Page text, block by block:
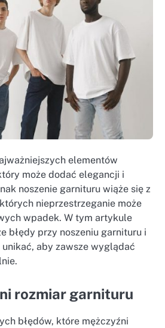
elementów
może dodać elegancji i
noszenie garnituru wiąże się z
nieprzestrzeganie może
wpadek. W tym artykule
błędy przy noszeniu garnituru i
aby zawsze wyglądać
rozmiar garnituru
błędów, które mężczyźni